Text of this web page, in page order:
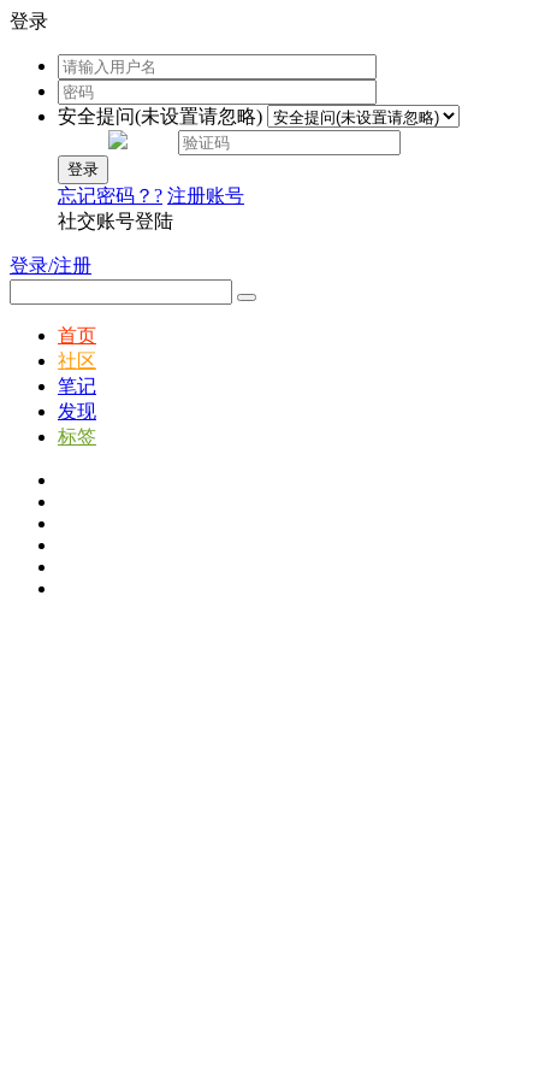
登录
安全提问(未设置请忽略)
登录
忘记密码？? 注册账号
社交账号登陆
登录/注册
首页
社区
笔记
发现
标签